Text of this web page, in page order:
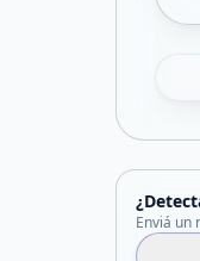
Enviá un